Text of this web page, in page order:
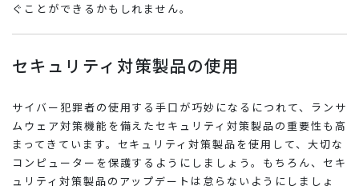
ぐことができるかもしれません。
セキュリティ対策製品の使用
サイバー犯罪者の使用する手口が巧妙になるにつれて、ランサ
ムウェア対策機能を備えたセキュリティ対策製品の重要性も高
まってきています。セキュリティ対策製品を使用して、大切な
コンピューターを保護するようにしましょう。もちろん、セキ
ュリティ対策製品のアップデートは怠らないようにしましょ